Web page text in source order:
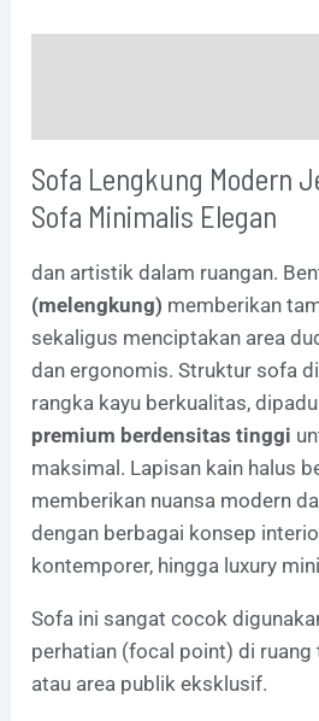
Sofa Lengkung Modern
Sofa Minimalis Elegan
dan artistik dalam ruangan.
(melengkung) memberikan
sekaligus menciptakan area
dan ergonomis. Struktur sofa
rangka kayu berkualitas,
premium berdensitas tinggi
maksimal. Lapisan kain halus
memberikan nuansa modern
dengan berbagai konsep
kontemporer, hingga luxury
Sofa ini sangat cocok
perhatian (focal point) di ruang
atau area publik eksklusif.